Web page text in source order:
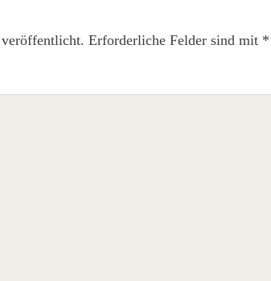
Erforderliche Felder sind mit *